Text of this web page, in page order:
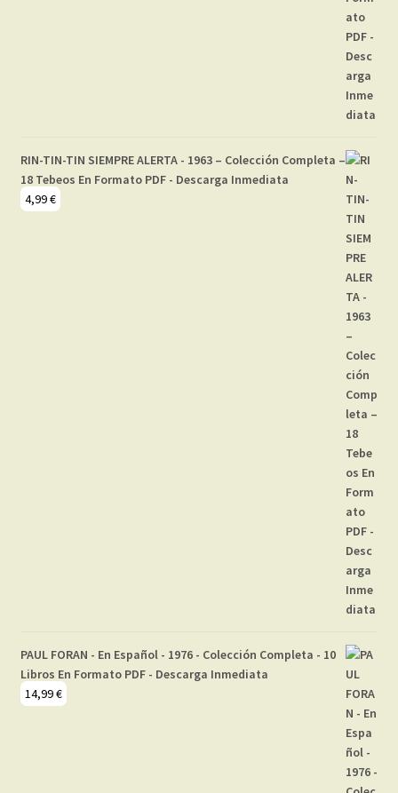
RIN-TIN-TIN SIEMPRE ALERTA - 1963 – Colección Completa –
18 Tebeos En Formato PDF - Descarga Inmediata
4,99€
PAUL FORAN - En Español - 1976 - Colección Completa - 10
Libros En Formato PDF - Descarga Inmediata
14,99€